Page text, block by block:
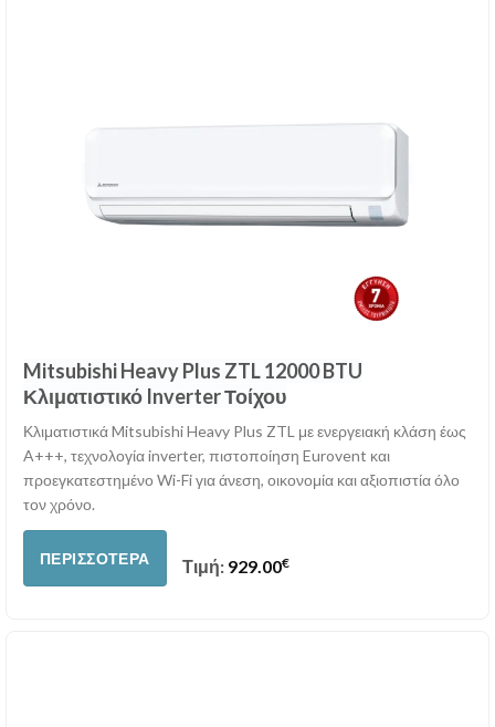
Mitsubishi Heavy Plus ZTL 12000 BTU
Κλιματιστικό Inverter Τοίχου
Κλιματιστικά Mitsubishi Heavy Plus ZTL με ενεργειακή κλάση έως
A+++, τεχνολογία inverter, πιστοποίηση Eurovent και
προεγκατεστημένο Wi-Fi για άνεση, οικονομία και αξιοπιστία όλο
τον χρόνο.
ΠΕΡΙΣΣΌΤΕΡΑ Τιμή: 929.00€